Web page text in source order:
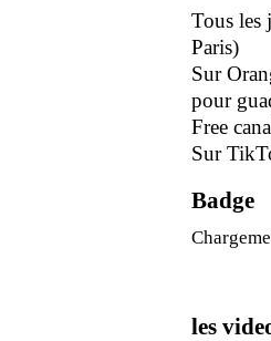
Tous les
Paris)
Sur
pour
Free
Sur
Badge
les